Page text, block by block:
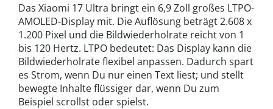
Das Xiaomi 17 Ultra bringt ein 6,9 Zoll großes LTPO-
AMOLED-Display mit. Die Auflösung beträgt 2.608 x
1.200 Pixel und die Bildwiederholrate reicht von 1
bis 120 Hertz. LTPO bedeutet: Das Display kann die
Bildwiederholrate flexibel anpassen. Dadurch spart
es Strom, wenn Du nur einen Text liest; und stellt
bewegte Inhalte flüssiger dar, wenn Du zum
Beispiel scrollst oder spielst.